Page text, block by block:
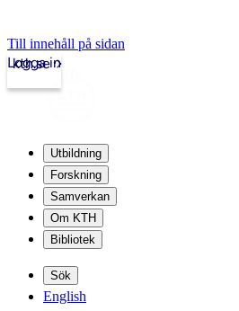
Till innehåll på sidan
kth.se
Logga in
Utbildning
Forskning
Samverkan
Om KTH
Bibliotek
Sök
English